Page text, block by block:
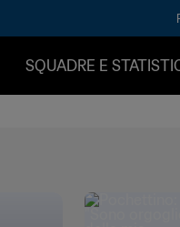
SQUADRE E